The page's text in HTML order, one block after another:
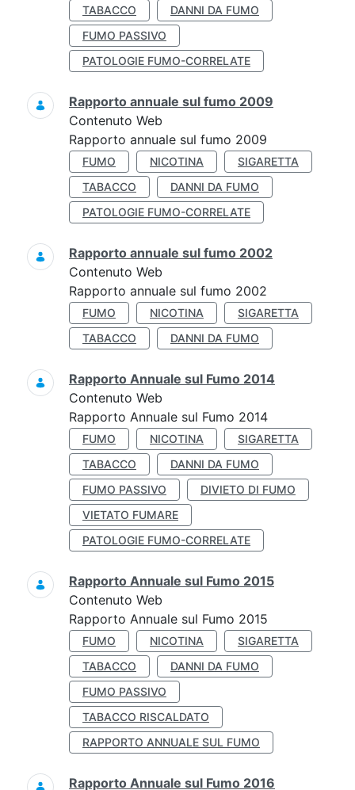
TABACCO
DANNI DA FUMO
FUMO PASSIVO
PATOLOGIE FUMO-CORRELATE
Rapporto annuale sul fumo 2009
Contenuto Web
Rapporto annuale sul fumo 2009
FUMO NICOTINA
SIGARETTA
TABACCO
DANNI DA FUMO
PATOLOGIE FUMO-CORRELATE
Rapporto annuale sul fumo 2002
Contenuto Web
Rapporto annuale sul fumo 2002
FUMO NICOTINA
SIGARETTA
TABACCO
DANNI DA FUMO
Rapporto Annuale sul Fumo 2014
Contenuto Web
Rapporto Annuale sul Fumo 2014
FUMO NICOTINA
SIGARETTA
TABACCO
DANNI DA FUMO
FUMO PASSIVO
DIVIETO DI FUMO
VIETATO FUMARE
PATOLOGIE FUMO-CORRELATE
Rapporto Annuale sul Fumo 2015
Contenuto Web
Rapporto Annuale sul Fumo 2015
FUMO NICOTINA
SIGARETTA
TABACCO
DANNI DA FUMO
FUMO PASSIVO
TABACCO RISCALDATO
RAPPORTO ANNUALE SUL FUMO
Rapporto Annuale sul Fumo 2016